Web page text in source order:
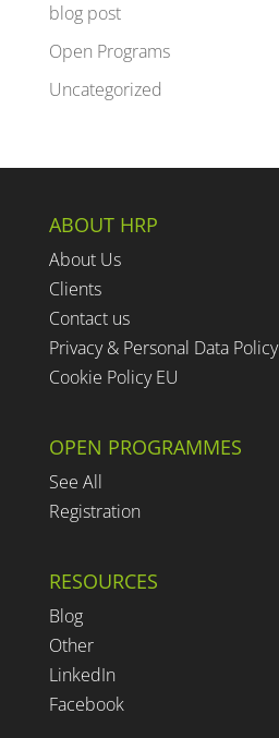
blog post
Open Programs
Uncategorized
ABOUT HRP
About Us
Clients
Contact us
Privacy & Personal Data Policy
Cookie Policy EU
OPEN PROGRAMMES
See All
Registration
RESOURCES
Blog
Other
LinkedIn
Facebook